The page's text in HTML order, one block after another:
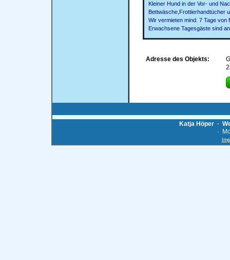
Kleiner Hund in der Vor- und
Bettwäsche,Frottierhandtücher
Wir vermieten mind. 7 Tage
Erwachsene Tagesgäste sind
Adresse des Objekts:
Katja Höper ·
·